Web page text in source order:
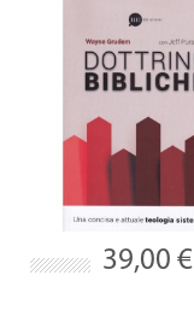
39,00 €